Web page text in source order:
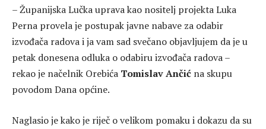
– Županijska Lučka uprava kao nositelj projekta Luka
Perna provela je postupak javne nabave za odabir
izvođača radova i ja vam sad svečano objavljujem da je u
petak donesena odluka o odabiru izvođača radova –
rekao je načelnik Orebića Tomislav Ančić na skupu
povodom Dana općine.
Naglasio je kako je riječ o velikom pomaku i dokazu da su